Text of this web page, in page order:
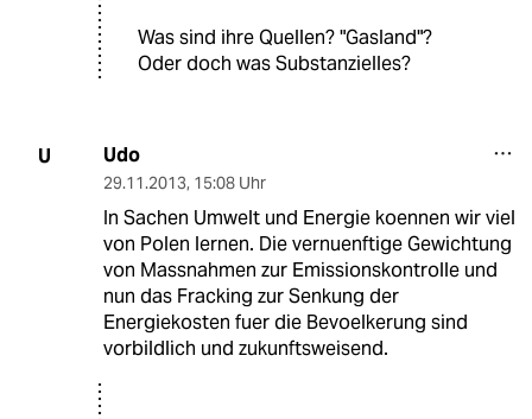
Was sind ihre Quellen? "Gasland"?
Oder doch was Substanzielles?
U Udo
29.11.2013, 15:08 Uhr
In Sachen Umwelt und Energie koennen wir viel
von Polen lernen. Die vernuenftige Gewichtung
von Massnahmen zur Emissionskontrolle und
nun das Fracking zur Senkung der
Energiekosten fuer die Bevoelkerung sind
vorbildlich und zukunftsweisend.